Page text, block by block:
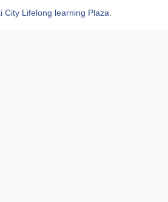
City Lifelong learning Plaza.